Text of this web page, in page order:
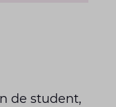
de student,